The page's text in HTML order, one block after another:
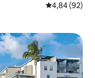
4,84 de uma
4,84 (92)